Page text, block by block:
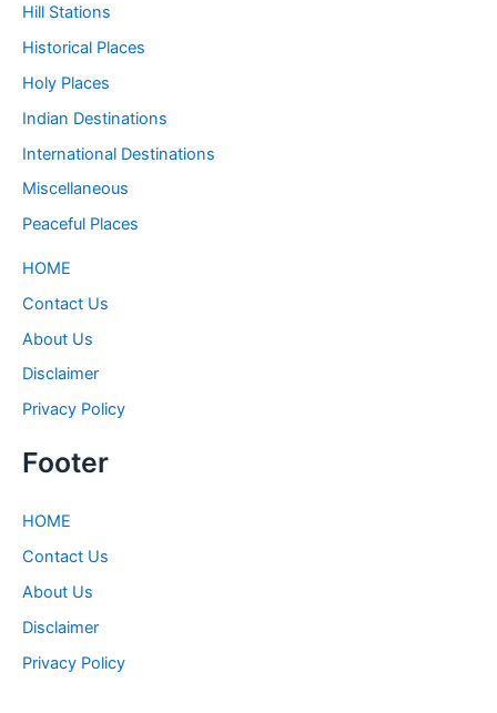
Hill Stations
Historical Places
Holy Places
Indian Destinations
International Destinations
Miscellaneous
Peaceful Places
HOME
Contact Us
About Us
Disclaimer
Privacy Policy
Footer
HOME
Contact Us
About Us
Disclaimer
Privacy Policy